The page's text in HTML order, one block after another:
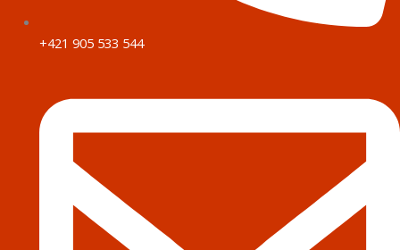
+421 905 533 544